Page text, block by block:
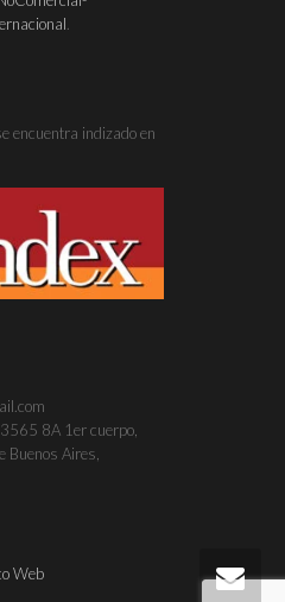
encuentra indizado en
8A 1er cuerpo,
Aires,
Web